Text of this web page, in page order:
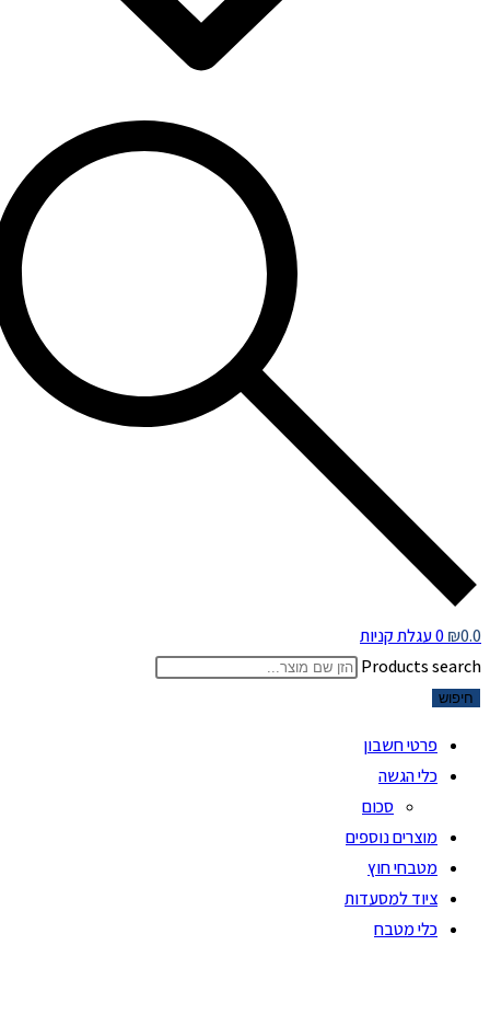
₪0.0
0 עגלת קניות
Products search
חיפוש
פרטי חשבון
כלי הגשה
סכום
מוצרים נוספים
מטבחי חוץ
ציוד למסעדות
כלי מטבח